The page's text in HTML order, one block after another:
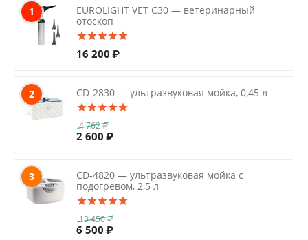
1
EUROLIGHT VET C30 — ветеринарный
отоскоп
16 200 ₽
2 CD-2830 — ультразвуковая мойка, 0,45 л
4 762₽
2 600 ₽
3
CD-4820 — ультразвуковая мойка с
подогревом, 2,5 л
13 450₽
6 500 ₽